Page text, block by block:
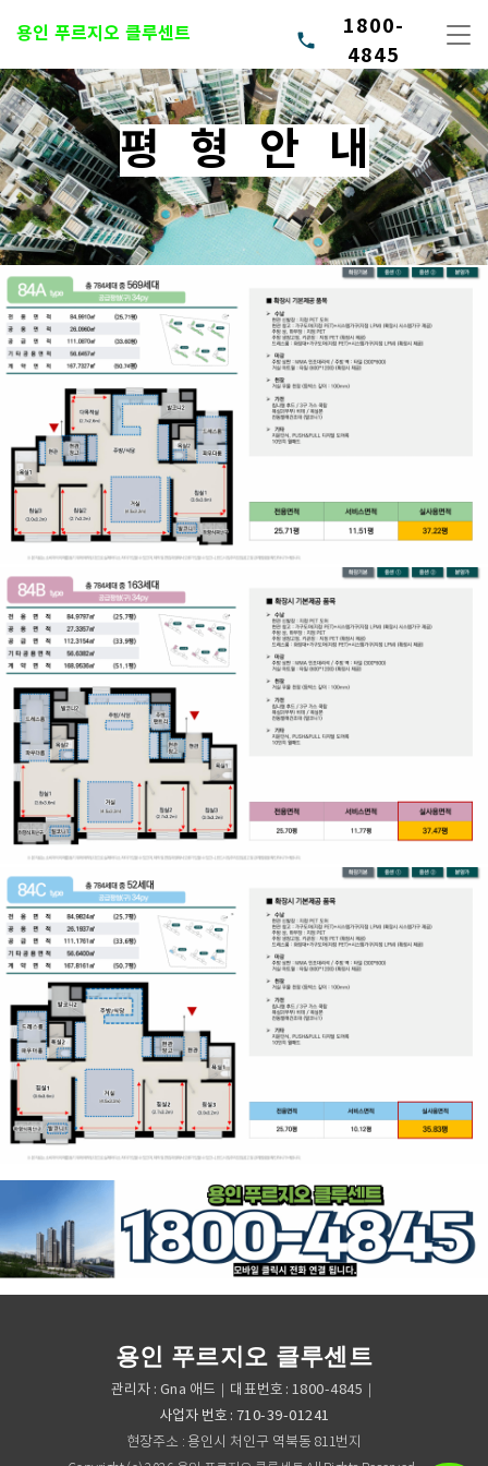
용인 푸르지오 클루센트 phone
1800-
4845
평 형 안 내
용인 푸르지오 클루센트
관리자 : Gna 애드｜대표번호 : 1800-4845｜
사업자 번호 : 710-39-01241
현장주소 : 용인시 처인구 역북동 811번지